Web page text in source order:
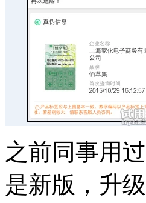
之前同事用
是新版，升